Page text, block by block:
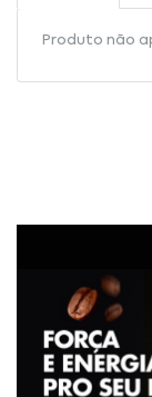
Produto não